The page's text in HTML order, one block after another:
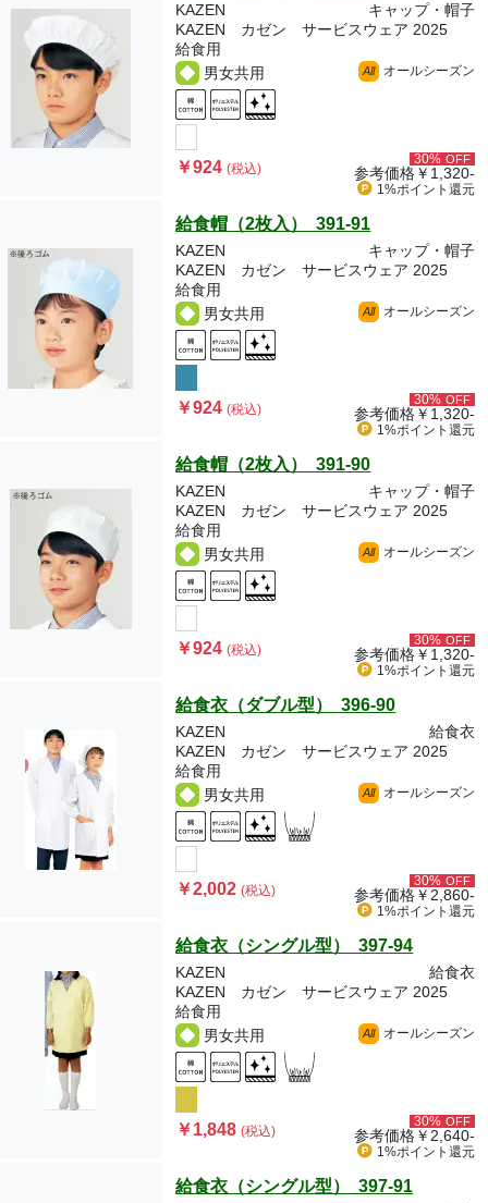
KAZEN
キャップ・帽子
KAZEN カゼン サービスウェア 2025
給食用
男女共用
All オールシーズン
￥924(税込)
30% OFF
参考価格￥1,320-
1%ポイント 還元
給食帽（2枚入） 391-91
KAZEN
キャップ・帽子
KAZEN カゼン サービスウェア 2025
給食用
男女共用
All オールシーズン
￥924(税込)
30% OFF
参考価格￥1,320-
1%ポイント 還元
給食帽（2枚入） 391-90
KAZEN
キャップ・帽子
KAZEN カゼン サービスウェア 2025
給食用
男女共用
All オールシーズン
￥924(税込)
30% OFF
参考価格￥1,320-
1%ポイント 還元
給食衣（ダブル型） 396-90
KAZEN
給食衣
KAZEN カゼン サービスウェア 2025
給食用
男女共用
All オールシーズン
￥2,002(税込)
30% OFF
参考価格￥2,860-
1%ポイント 還元
給食衣（シングル型） 397-94
KAZEN
給食衣
KAZEN カゼン サービスウェア 2025
給食用
男女共用
All オールシーズン
￥1,848(税込)
30% OFF
参考価格￥2,640-
1%ポイント 還元
給食衣（シングル型） 397-91